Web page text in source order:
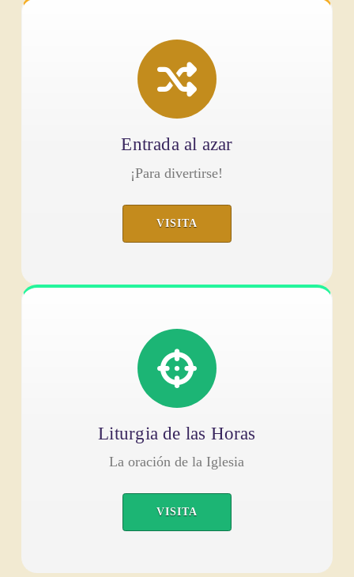
Entrada al azar
¡Para divertirse!
VISITA
Liturgia de las Horas
La oración de la Iglesia
VISITA